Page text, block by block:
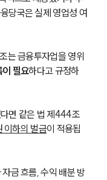
당국은 실제 영업성 여
는 금융투자업을 영위
이 필요하다고 규정하
면 같은 법 제444조
이하의 벌금이 적용됩
금 흐름, 수익 배분 방